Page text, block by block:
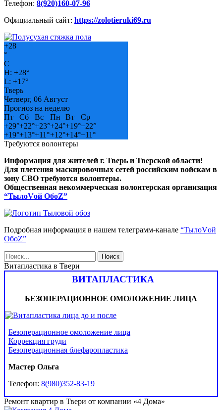
Телефон: 8(920)160-07-96
Официальный сайт: https://zolotieruki69.ru
+28
°
C
H: +28°
L: +17°
Тверь
Четверг, 06 Август
Прогноз на неделю
Пт
Сб Вс Пн Вт
Ср
+29°+22°+23°+24°+19°+22°
+19°+13°+11°+12°+14°+11°
Требуются волонтеры
Информация для жителей г. Тверь и Тверской области!
Для плетения маскировочных сетей российским войскам в
зону СВО требуются волонтеры.
Общественная некоммерческая волонтерская организация
“ТылоVой ОбоZ”
Подробная информация в нашем телеграмм-канале “ТылоVой
ОбоZ”
Витапластика в Твери
ВИТАПЛАСТИКА
БЕЗОПЕРАЦИОННОЕ ОМОЛОЖЕНИЕ ЛИЦА
Безоперационное омоложение лица
Коррекция груди
Безоперационная блефаропластика
Мастер Ольга
Телефон: 8(980)352-83-19
Ремонт квартир в Твери от компании «4 Дома»